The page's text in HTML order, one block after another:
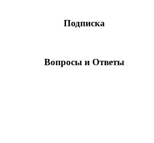
Подписка
Вопросы и Ответы